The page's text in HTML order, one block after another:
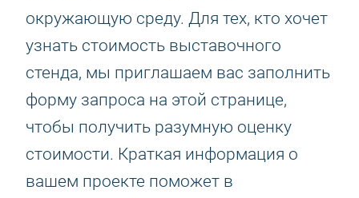
окружающую среду. Для тех, кто хочет
узнать стоимость выставочного
стенда, мы приглашаем вас заполнить
форму запроса на этой странице,
чтобы получить разумную оценку
стоимости. Краткая информация о
вашем проекте поможет в